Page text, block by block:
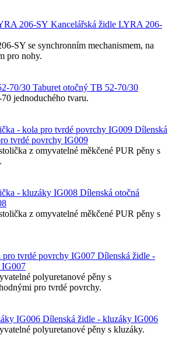
Kancelářská židle LYRA 206-
SY se synchronním mechanismem, na
pro nohy.
Taburet otočný TB 52-70/30
jednoduchého tvaru.
Dílenská
tvrdé povrchy IG009
z omyvatelné měkčené PUR pěny s
Dílenská otočná
z omyvatelné měkčené PUR pěny s
Dílenská židle -
IG007
polyuretanové pěny s
pro tvrdé povrchy.
Dílenská židle - kluzáky IG006
polyuretanové pěny s kluzáky.